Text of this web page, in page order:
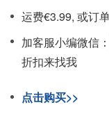
运费€3.99, 或订
加客服小编微信：
折扣来找我
点击购买>>